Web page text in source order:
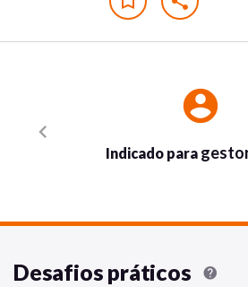
account_circle
Indicado para
chevron_left
Desafios práticos help